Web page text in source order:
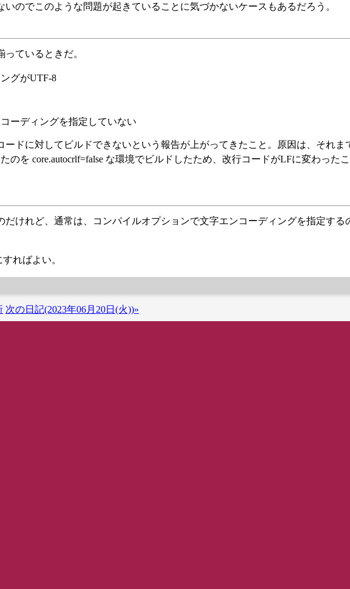
のでこのような問題が起きていることに気づかないケースもあるだろう。
っているときだ。
グがUTF-8
ーディングを指定していない
ードに対してビルドできないという報告が上がってきたこと。原因は、それま
のを core.autocrlf=false な環境でビルドしたため、改行コードがLFに変わった
だけれど、通常は、コンパイルオプションで文字エンコーディングを指定する
ればよい。
次の日記(2023年06月20日(火))»